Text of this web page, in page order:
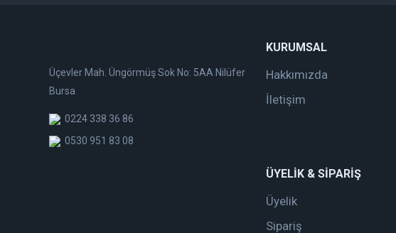
Üçevler Mah. Üngörmüş Sok No: 5AA Nilüfer
Bursa
0224 338 36 86
0530 951 83 08
KURUMSAL
Hakkımızda
İletişim
ÜYELİK & SİPARİŞ
Üyelik
Sipariş